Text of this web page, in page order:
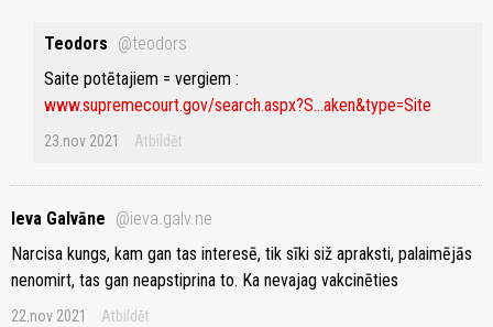
Teodors @teodors
Saite potētajiem = vergiem :
www.supremecourt.gov/search.aspx?S...aken&type=Site
23.nov 2021 Atbildēt
Ieva Galvāne @ieva.galv.ne
Narcisa kungs, kam gan tas interesē, tik sīki siž apraksti, palaimējās
nenomirt, tas gan neapstiprina to. Ka nevajag vakcinēties
22.nov 2021 Atbildēt